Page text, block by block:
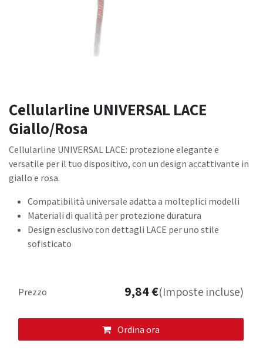
Cellularline UNIVERSAL LACE
Giallo/Rosa
Cellularline UNIVERSAL LACE: protezione elegante e
versatile per il tuo dispositivo, con un design accattivante in
giallo e rosa.
Compatibilità universale adatta a molteplici modelli
Materiali di qualità per protezione duratura
Design esclusivo con dettagli LACE per uno stile
sofisticato
Ordina ora
Prezzo 9,84€(Imposte incluse)